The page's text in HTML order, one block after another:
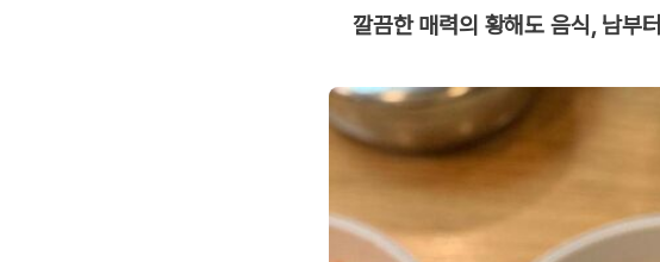
깔끔한 매력의 황해도 음식, 남부